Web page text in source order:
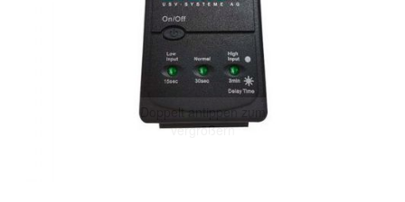
Doppelt antippen zum
vergrößern